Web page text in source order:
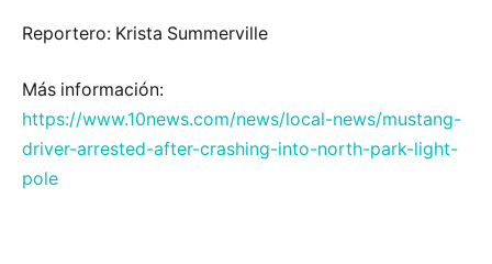
Reportero: Krista Summerville
Más información:
https://www.10news.com/news/local-news/mustang-
driver-arrested-after-crashing-into-north-park-light-
pole